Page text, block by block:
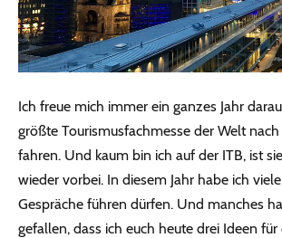
Ich freue mich immer ein ganzes Jahr
größte Tourismusfachmesse der Welt
fahren. Und kaum bin ich auf der ITB, ist
wieder vorbei. In diesem Jahr habe ich
Gespräche führen dürfen. Und manches
gefallen, dass ich euch heute drei Ideen